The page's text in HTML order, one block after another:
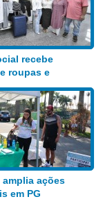
recebe
roupas e
amplia ações
em PG